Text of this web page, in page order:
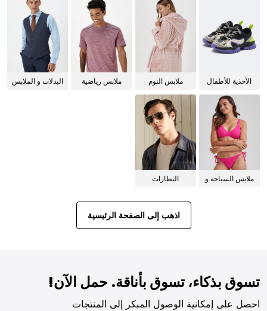
الأحذية للأطفال
ملابس النوم
ملابس رياضية
البدلات و الملابس
ملابس السباحة و
النظارات
اذهب إلى الصفحة الرئيسية
تسوق بذكاء، تسوق بأناقة. حمل الآن!
احصل على إمكانية الوصول المبكر إلى المنتجات